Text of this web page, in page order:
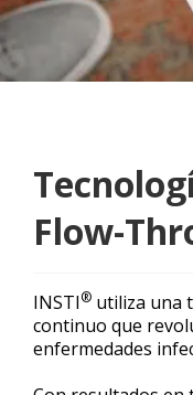
Flow-
INSTI® utiliza una
continuo que
enfermedades